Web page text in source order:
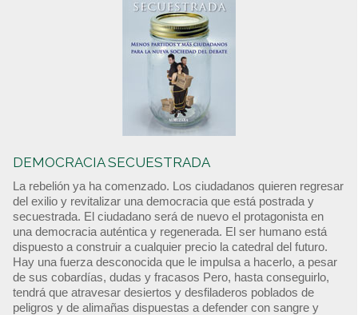
DEMOCRACIA SECUESTRADA
La rebelión ya ha comenzado. Los ciudadanos quieren regresar
del exilio y revitalizar una democracia que está postrada y
secuestrada. El ciudadano será de nuevo el protagonista en
una democracia auténtica y regenerada. El ser humano está
dispuesto a construir a cualquier precio la catedral del futuro.
Hay una fuerza desconocida que le impulsa a hacerlo, a pesar
de sus cobardías, dudas y fracasos Pero, hasta conseguirlo,
tendrá que atravesar desiertos y desfiladeros poblados de
peligros y de alimañas dispuestas a defender con sangre y